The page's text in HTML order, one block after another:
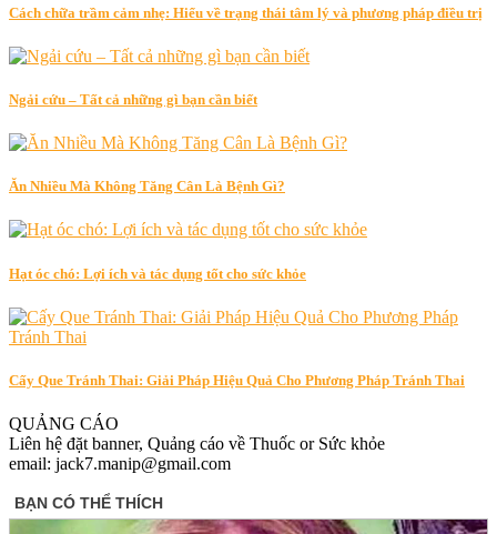
Cách chữa trầm cảm nhẹ: Hiểu về trạng thái tâm lý và phương pháp điều trị
Ngải cứu – Tất cả những gì bạn cần biết
Ăn Nhiều Mà Không Tăng Cân Là Bệnh Gì?
Hạt óc chó: Lợi ích và tác dụng tốt cho sức khỏe
Cấy Que Tránh Thai: Giải Pháp Hiệu Quả Cho Phương Pháp Tránh Thai
QUẢNG CÁO
Liên hệ đặt banner, Quảng cáo về Thuốc or Sức khỏe
email: jack7.manip@gmail.com